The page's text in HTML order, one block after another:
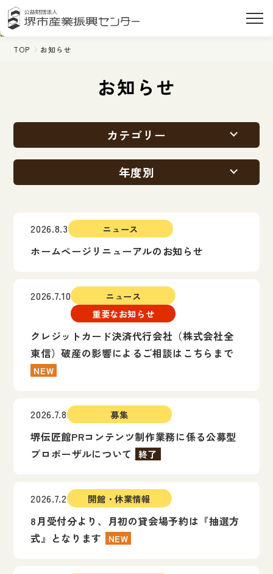
TOP お知らせ
お知らせ
カテゴリー
年度別
2026.8.3 ニュース
ホームページリニューアルのお知らせ
2026.7.10
ニュース
重要なお知らせ
クレジットカード決済代行会社（株式会社全
東信）破産の影響によるご相談はこちらまで
NEW
2026.7.8 募集
堺伝匠館PRコンテンツ制作業務に係る公募型
プロポーザルについて
終了
2026.7.2 開館・休業情報
8月受付分より、月初の貸会場予約は『抽選方
式』となります
NEW